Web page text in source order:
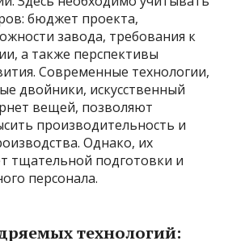
бюджет проекта,
завода, требования к
а также перспективы
Современные технологии,
двойники, искусственный
вещей, позволяют
производительность и
Однако, их
тщательной подготовки и
персонала.
технологий: